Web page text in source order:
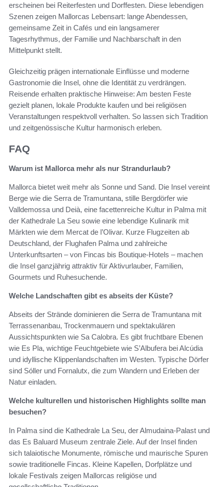
erscheinen bei Reiterfesten und Dorffesten. Diese lebendigen
Szenen zeigen Mallorcas Lebensart: lange Abendessen,
gemeinsame Zeit in Cafés und ein langsamerer
Tagesrhythmus, der Familie und Nachbarschaft in den
Mittelpunkt stellt.
Gleichzeitig prägen internationale Einflüsse und moderne
Gastronomie die Insel, ohne die Identität zu verdrängen.
Reisende erhalten praktische Hinweise: Am besten Feste
gezielt planen, lokale Produkte kaufen und bei religiösen
Veranstaltungen respektvoll verhalten. So lassen sich Tradition
und zeitgenössische Kultur harmonisch erleben.
FAQ
Warum ist Mallorca mehr als nur Strandurlaub?
Mallorca bietet weit mehr als Sonne und Sand. Die Insel vereint
Berge wie die Serra de Tramuntana, stille Bergdörfer wie
Valldemossa und Deià, eine facettenreiche Kultur in Palma mit
der Kathedrale La Seu sowie eine lebendige Kulinarik mit
Märkten wie dem Mercat de l’Olivar. Kurze Flugzeiten ab
Deutschland, der Flughafen Palma und zahlreiche
Unterkunftsarten – von Fincas bis Boutique-Hotels – machen
die Insel ganzjährig attraktiv für Aktivurlauber, Familien,
Gourmets und Ruhesuchende.
Welche Landschaften gibt es abseits der Küste?
Abseits der Strände dominieren die Serra de Tramuntana mit
Terrassenanbau, Trockenmauern und spektakulären
Aussichtspunkten wie Sa Calobra. Es gibt fruchtbare Ebenen
wie Es Pla, wichtige Feuchtgebiete wie S’Albufera bei Alcúdia
und idyllische Klippenlandschaften im Westen. Typische Dörfer
sind Sóller und Fornalutx, die zum Wandern und Erleben der
Natur einladen.
Welche kulturellen und historischen Highlights sollte man
besuchen?
In Palma sind die Kathedrale La Seu, der Almudaina-Palast und
das Es Baluard Museum zentrale Ziele. Auf der Insel finden
sich talaiotische Monumente, römische und maurische Spuren
sowie traditionelle Fincas. Kleine Kapellen, Dorfplätze und
lokale Festivals zeigen Mallorcas religiöse und